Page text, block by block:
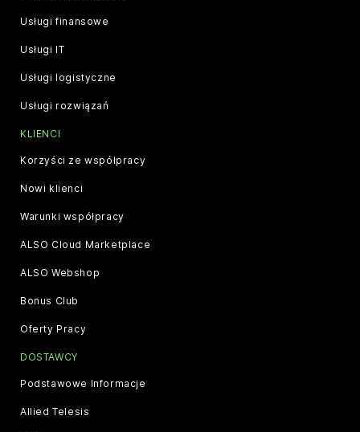
Usługi finansowe
Usługi IT
Usługi logistyczne
Usługi rozwiązań
KLIENCI
Korzyści ze współpracy
Nowi klienci
Warunki współpracy
ALSO Cloud Marketplace
ALSO Webshop
Bonus Club
Oferty Pracy
DOSTAWCY
Podstawowe Informacje
Allied Telesis